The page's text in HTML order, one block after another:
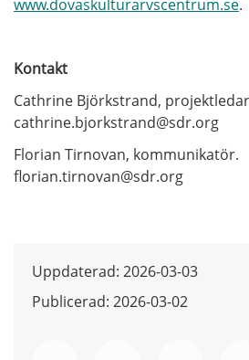
www.dovaskulturarvscentrum.se.
Kontakt
Cathrine Björkstrand,
cathrine.bjorkstrand@sdr.org
Florian Tirnovan, kommunikatör.
florian.tirnovan@sdr.org
Uppdaterad: 2026-03-03
Publicerad: 2026-03-02